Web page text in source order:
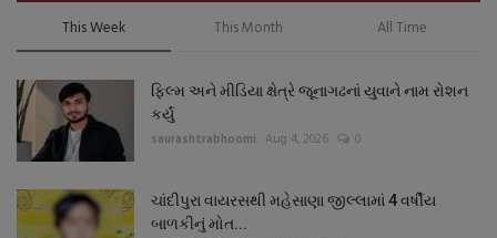
This Week This Month All Time
ફિલ્મ અને મીડિયા ક્ષેત્રે જૂનાગઢનાં યુવાને નામ રોશન
કર્યું
saurashtrabhoomi Aug 4, 2026 0
ચાંદીપુરા વાયરસથી મહેસાણા જીલ્લામાં 4 વર્ષીય
બાળકીનું મોત...